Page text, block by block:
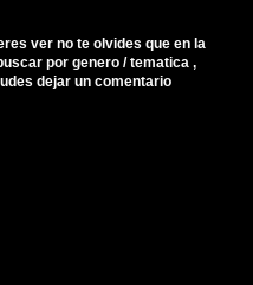
ver no te olvides que en la
por genero / tematica ,
dejar un comentario